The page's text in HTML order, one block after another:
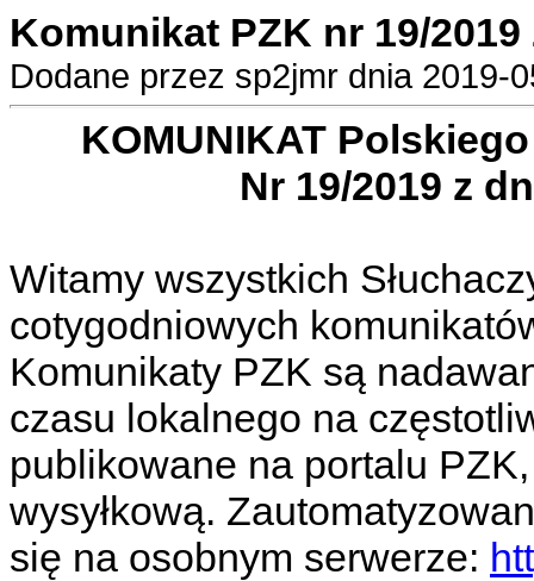
Komunikat PZK nr 19/2019
Dodane przez sp2jmr dnia 2019-
KOMUNIKAT
Nr 19/2019 z
Witamy wszystkich
cotygodniowych
Komunikaty PZK są
czasu lokalnego na
publikowane na portalu
wysyłkową.
się na osobnym serwerze: